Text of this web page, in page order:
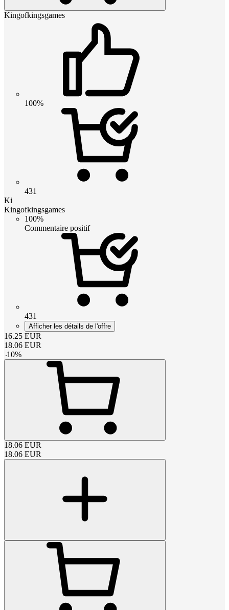
Kingofkingsgames
100%
431
Ki
Kingofkingsgames
100%
Commentaire positif
431
Afficher les détails de l'offre
16.25 EUR
18.06 EUR
-10%
18.06 EUR
18.06 EUR